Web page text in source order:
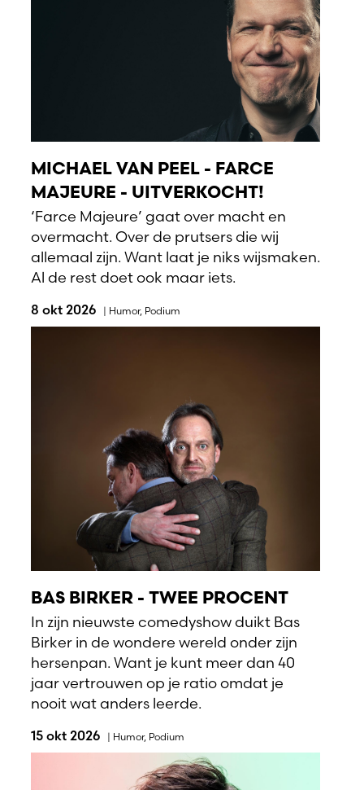
MICHAEL VAN PEEL - FARCE
MAJEURE - UITVERKOCHT!
‘Farce Majeure’ gaat over macht en
overmacht. Over de prutsers die wij
allemaal zijn. Want laat je niks wijsmaken.
Al de rest doet ook maar iets.
8 okt 2026 | Humor, Podium
BAS BIRKER - TWEE PROCENT
In zijn nieuwste comedyshow duikt Bas
Birker in de wondere wereld onder zijn
hersenpan. Want je kunt meer dan 40
jaar vertrouwen op je ratio omdat je
nooit wat anders leerde.
15 okt 2026 | Humor, Podium